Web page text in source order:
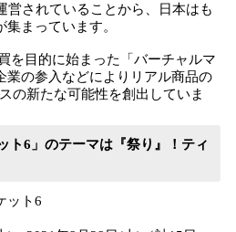
営されていることから、日本はも
まっています。
を目的に始まった「バーチャルマ
業の参入などによりリアル商品の
の新たな可能性を創出していま
ト6」のテーマは『祭り』！ティ
ット6